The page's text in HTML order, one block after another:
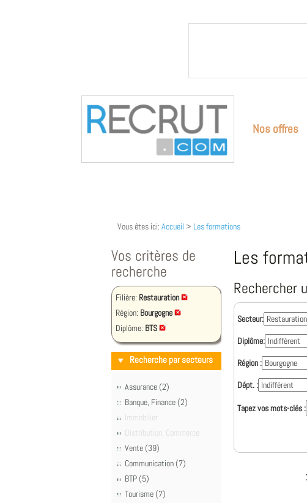
Nos offres
Vous êtes ici: Accueil > Les formations
Vos critères de
recherche
Filière: Restauration
Région: Bourgogne
Diplôme: BTS
Recherche par secteurs
Assurance (2)
Banque, Finance (2)
Immobilier
Distribution, Commerce
Vente (39)
Communication (7)
BTP (5)
Tourisme (7)
Les
Rechercher
Secteur:
Diplôme:
Région :
Dépt. :
Tapez vos mots-clés :